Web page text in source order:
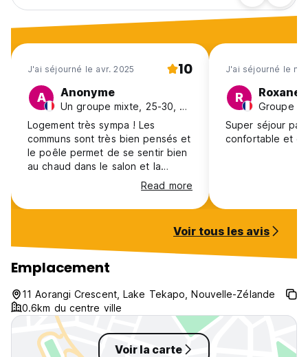
J'ai séjourné le avr. 2025 10
A Anonyme
Un groupe mixte, 25-30, France
Logement très sympa ! Les
communs sont très bien pensés et
le poêle permet de se sentir bien
au chaud dans le salon et la
cuisine ! Je recommandeRead more
J'ai séjourné le
R Roxane
Super séjour
confortable et
Voir tous les avis
Emplacement
11 Aorangi Crescent, Lake Tekapo, Nouvelle-Zélande
0.6km du centre ville
Voir la carte